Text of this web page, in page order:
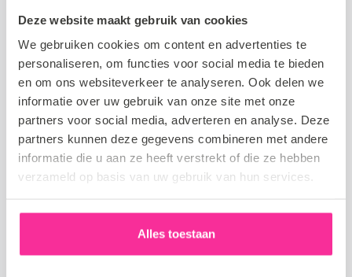
Deze website maakt gebruik van cookies
We gebruiken cookies om content en advertenties te
personaliseren, om functies voor social media te bieden
en om ons websiteverkeer te analyseren. Ook delen we
informatie over uw gebruik van onze site met onze
partners voor social media, adverteren en analyse. Deze
partners kunnen deze gegevens combineren met andere
informatie die u aan ze heeft verstrekt of die ze hebben
verzameld op basis van uw gebruik van hun services.
Alles toestaan
Marketing
Marketingmedewerkers ondersteunen bij het bedenken,
uitvoeren en analyseren van marketingcampagnes om een
merk of product zichtbaar te maken. Ze houden zich bezig
met contentcreatie, social media, marktonderzoek en
promotionele activiteiten. Daarnaast werken ze samen met
sales en andere teams om de doelgroep effectief te
en wil je werken aan merken die ertoe doen? Wij matchen jou
met functies waarin je campagnes tot leven brengt en met
jouw marketingactiviteiten echt impact kan maken!